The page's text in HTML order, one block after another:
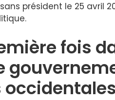
président le 25 avril
fois